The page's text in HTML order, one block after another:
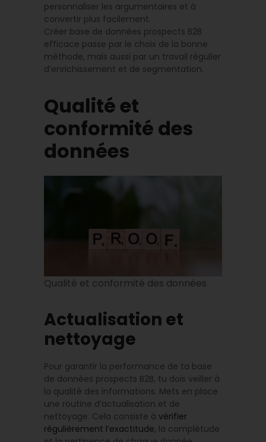
personnaliser les argumentaires et à
convertir plus facilement.
Créer base de données prospects B2B
efficace passe par le choix de la bonne
méthode, mais aussi par un travail régulier
d’enrichissement et de segmentation.
Qualité et
conformité des
données
Qualité et conformité des données
Actualisation et
nettoyage
Pour garantir la performance de ta base
de données prospects B2B, tu dois veiller à
la qualité des informations. Mets en place
une routine d’actualisation et de
nettoyage. Cela consiste à vérifier
régulièrement l’exactitude, la complétude